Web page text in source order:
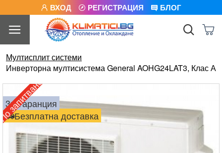
ВХОД РЕГИСТРАЦИЯ БЛОГ
Мултисплит системи
Инверторна мултисистема General AOHG24LAT3, Клас А
Безплатна доставка
3г. гаранция